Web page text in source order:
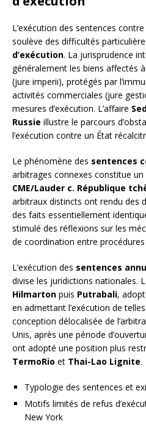
L’exécution des sentences contre
soulève des difficultés
d’exécution. La jurisprudence
généralement les biens affectés
(jure imperii), protégés par
activités commerciales (jure
mesures d’exécution. L’affaire
Russie illustre le parcours
l’exécution contre un État
Le phénomène des sentences
arbitrages connexes constitue un
CME/Lauder c. République
arbitraux distincts ont rendu des
des faits essentiellement
stimulé des réflexions sur les
de coordination entre procédures
L’exécution des sentences
divise les juridictions nationales.
Hilmarton puis Putrabali,
en admettant l’exécution de
conception délocalisée de
Unis, après une période
ont adopté une position plus
TermoRio et Thai-Lao Lignite.
Typologie des sentences et
Motifs limités de refus
New York